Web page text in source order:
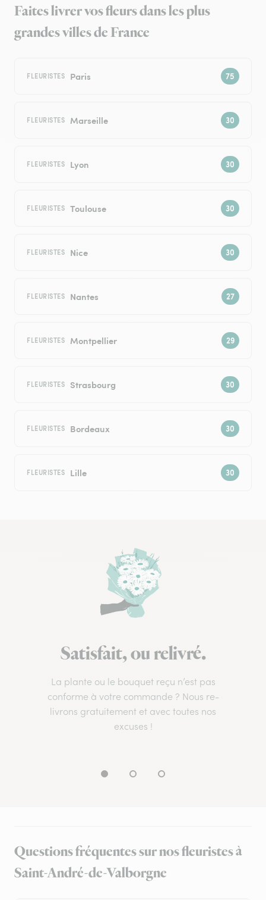
Faites livrer vos fleurs dans les plus
grandes villes de France
FLEURISTES Paris
FLEURISTES Marseille
FLEURISTES Lyon
FLEURISTES Toulouse
FLEURISTES Nice
FLEURISTES Nantes
FLEURISTES Montpellier
FLEURISTES Strasbourg
FLEURISTES Bordeaux
FLEURISTES Lille
Satisfait, ou relivré.
La plante ou le bouquet reçu n’est pas
conforme à votre commande ? Nous re-
livrons gratuitement et avec toutes nos
excuses !
Questions fréquentes sur nos fleuristes à
Saint-André-de-Valborgne